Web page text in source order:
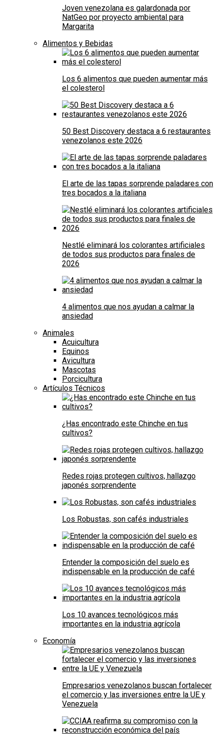
Joven venezolana es galardonada por
NatGeo por proyecto ambiental para
Margarita
Alimentos y Bebidas
Los 6 alimentos que pueden aumentar más
el colesterol
50 Best Discovery destaca a 6 restaurantes
venezolanos este 2026
El arte de las tapas sorprende paladares con
tres bocados a la italiana
Nestlé eliminará los colorantes artificiales
de todos sus productos para finales de
2026
4 alimentos que nos ayudan a calmar la
ansiedad
Animales
Acuicultura
Equinos
Avicultura
Mascotas
Porcicultura
Artículos Técnicos
¿Has encontrado este Chinche en tus
cultivos?
Redes rojas protegen cultivos, hallazgo
japonés sorprendente
Los Robustas, son cafés industriales
Entender la composición del suelo es
indispensable en la producción de café
Los 10 avances tecnológicos más
importantes en la industria agrícola
Economía
Empresarios venezolanos buscan fortalecer
el comercio y las inversiones entre la UE y
Venezuela